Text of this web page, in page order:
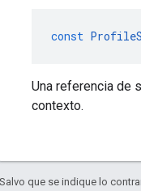
const
Una referencia de
contexto.
Salvo que se indique lo